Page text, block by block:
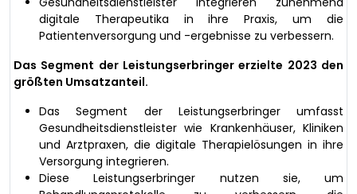
digitale Therapeutika in ihre Praxis, um die
Patientenversorgung und -ergebnisse zu verbessern.
Das Segment der Leistungserbringer erzielte 2023 den
größten Umsatzanteil.
Das Segment der Leistungserbringer umfasst
Gesundheitsdienstleister wie Krankenhäuser, Kliniken
und Arztpraxen, die digitale Therapielösungen in ihre
Versorgung integrieren.
Diese Leistungserbringer nutzen sie, um